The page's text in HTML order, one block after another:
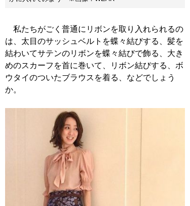
私たちがごく普通にリボンを取り入れられるの
は、太目のサッシュベルトを蝶々結びする、髪を
結わいてサテンのリボンを蝶々結びで飾る、大き
めのスカーフを首に巻いて、リボン結びする、ボ
ウタイのついたブラウスを着る、などでしょう
か。